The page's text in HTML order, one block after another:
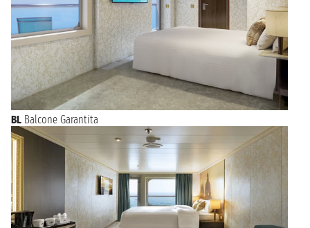
BL Balcone Garantita